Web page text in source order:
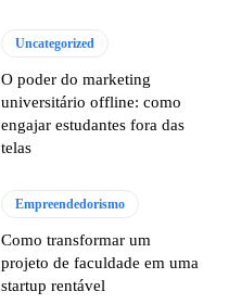
Uncategorized
O poder do marketing
universitário offline: como
engajar estudantes fora das
telas
Empreendedorismo
Como transformar um
projeto de faculdade em uma
startup rentável